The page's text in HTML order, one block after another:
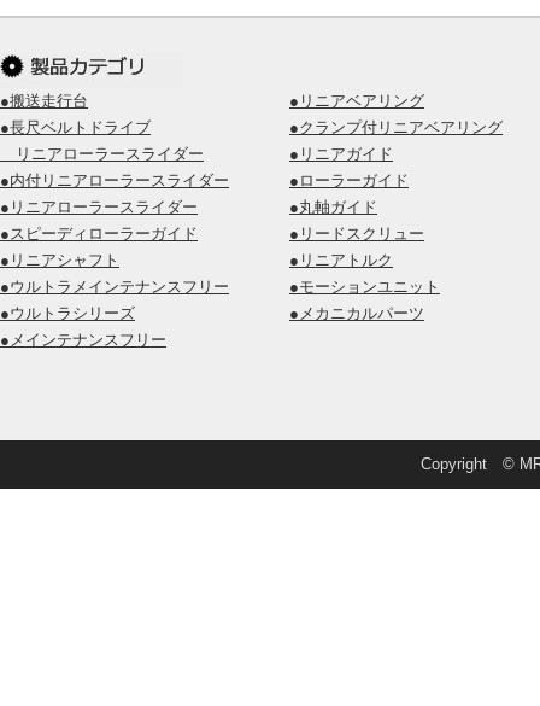
●搬送走行台
●長尺ベルトドライブ
リニアローラースライダー
●内付リニアローラースライダー
●リニアローラースライダー
●スピーディローラーガイド
●リニアシャフト
●ウルトラメインテナンスフリー
●ウルトラシリーズ
●メインテナンスフリー
●リニアベアリング
●クランプ付リニアベアリング
●リニアガイド
●ローラーガイド
●丸軸ガイド
●リードスクリュー
●リニアトルク
●モーションユニット
●メカニカルパーツ
Copyright ©